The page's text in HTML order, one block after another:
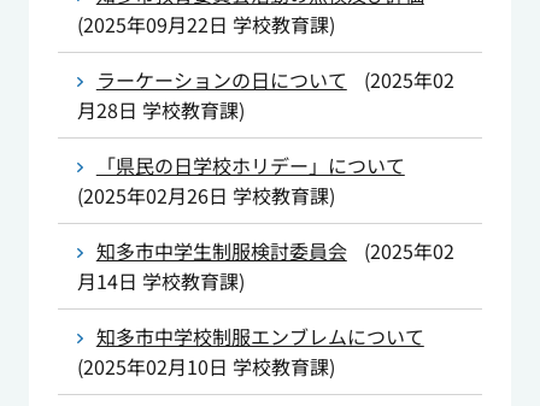
(2025年09月22日 学校教育課)
ラーケーションの日について
(2025年02
月28日 学校教育課)
「県民の日学校ホリデー」について
(2025年02月26日 学校教育課)
知多市中学生制服検討委員会
(2025年02
月14日 学校教育課)
知多市中学校制服エンブレムについて
(2025年02月10日 学校教育課)